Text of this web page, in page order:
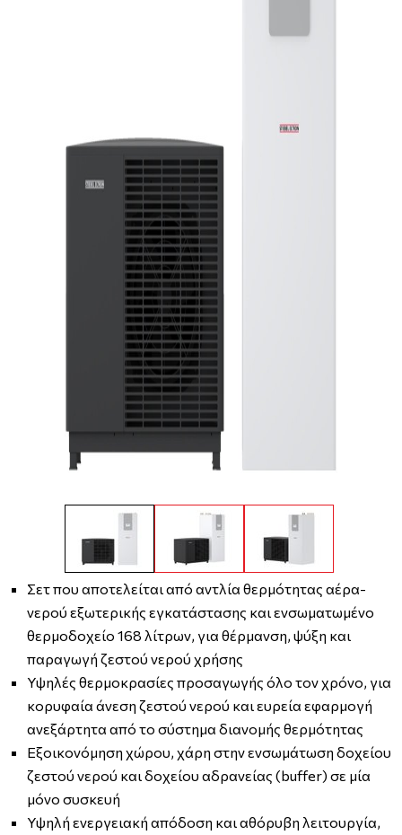
Σετ που αποτελείται από αντλία θερμότητας αέρα-
νερού εξωτερικής εγκατάστασης και ενσωματωμένο
θερμοδοχείο 168 λίτρων, για θέρμανση, ψύξη και
παραγωγή ζεστού νερού χρήσης
Υψηλές θερμοκρασίες προσαγωγής όλο τον χρόνο, για
κορυφαία άνεση ζεστού νερού και ευρεία εφαρμογή
ανεξάρτητα από το σύστημα διανομής θερμότητας
Εξοικονόμηση χώρου, χάρη στην ενσωμάτωση δοχείου
ζεστού νερού και δοχείου αδρανείας (buffer) σε μία
μόνο συσκευή
Υψηλή ενεργειακή απόδοση και αθόρυβη λειτουργία,